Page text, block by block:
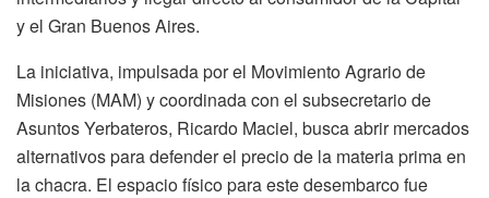
y el Gran Buenos Aires.
La iniciativa, impulsada por el Movimiento Agrario de
Misiones (MAM) y coordinada con el subsecretario de
Asuntos Yerbateros, Ricardo Maciel, busca abrir mercados
alternativos para defender el precio de la materia prima en
la chacra. El espacio físico para este desembarco fue